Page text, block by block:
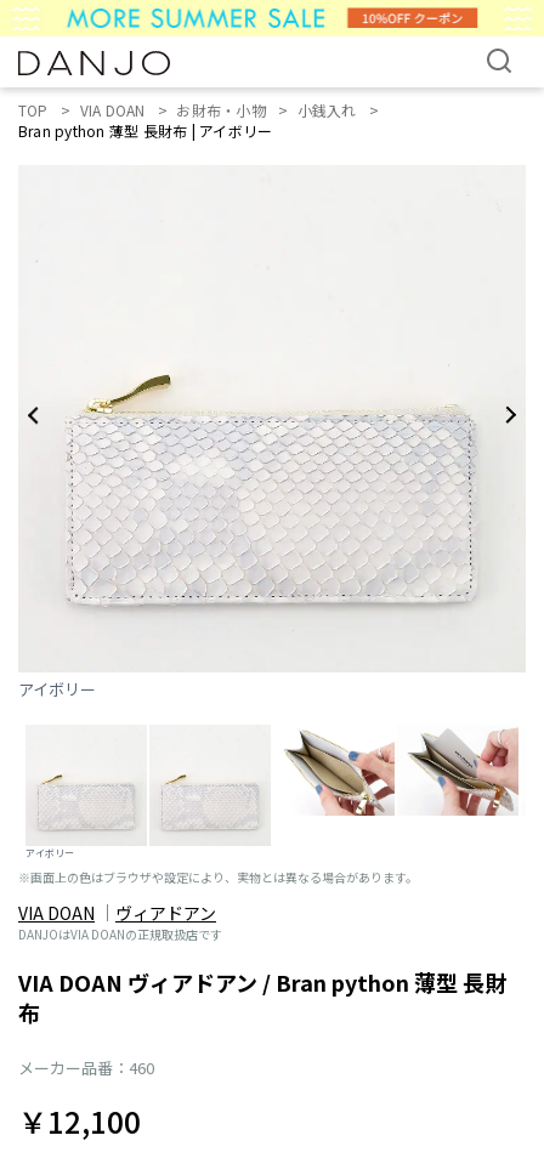
TOP VIA DOAN お財布・小物
小銭入れ
Bran python 薄型 長財布 | アイボリー
アイボリー
アイボリー
※画面上の色はブラウザや設定により、実物とは異なる場合があります。
VIA DOAN ヴィアドアン
DANJOはVIA DOANの正規取扱店です
VIA DOAN ヴィアドアン / Bran python 薄型 長財
布
メーカー品番：460
￥12,100